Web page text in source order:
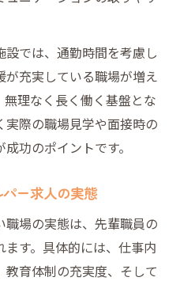
では、通勤時間を考慮し
充実している職場が増え
理なく長く働く基盤とな
際の職場見学や面接時の
功のポイントです。
ー求人の実態
場の実態は、先輩職員の
す。具体的には、仕事内
育体制の充実度、そして